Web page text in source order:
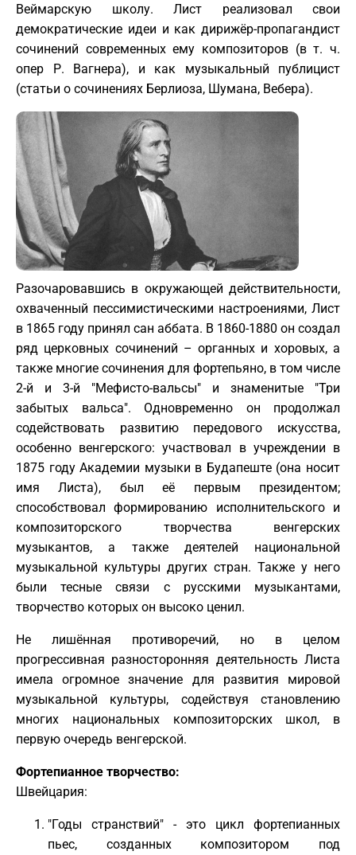
Веймарскую школу. Лист реализовал свои
демократические идеи и как дирижёр-пропагандист
сочинений современных ему композиторов (в т. ч.
опер Р. Вагнера), и как музыкальный публицист
(статьи о сочинениях Берлиоза, Шумана, Вебера).
Разочаровавшись в окружающей действительности,
охваченный пессимистическими настроениями, Лист
в 1865 году принял сан аббата. В 1860-1880 он создал
ряд церковных сочинений – органных и хоровых, а
также многие сочинения для фортепьяно, в том числе
2-й и 3-й "Мефисто-вальсы" и знаменитые "Три
забытых вальса". Одновременно он продолжал
содействовать развитию передового искусства,
особенно венгерского: участвовал в учреждении в
1875 году Академии музыки в Будапеште (она носит
имя Листа), был её первым президентом;
способствовал формированию исполнительского и
композиторского творчества венгерских
музыкантов, а также деятелей национальной
музыкальной культуры других стран. Также у него
были тесные связи с русскими музыкантами,
творчество которых он высоко ценил.
Не лишённая противоречий, но в целом
прогрессивная разносторонняя деятельность Листа
имела огромное значение для развития мировой
музыкальной культуры, содействуя становлению
многих национальных композиторских школ, в
первую очередь венгерской.
Фортепианное творчество:
Швейцария:
"Годы странствий" - это цикл фортепианных
пьес, созданных композитором под